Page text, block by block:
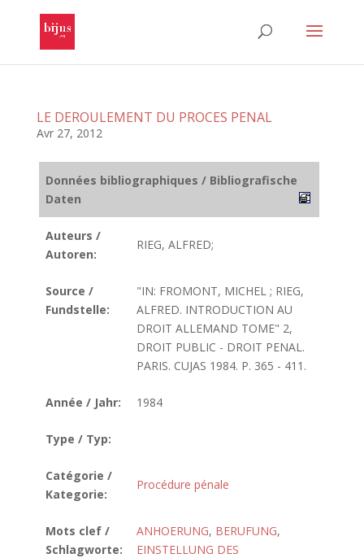
LE DEROULEMENT DU PROCES PENAL
Avr 27, 2012
Données bibliographiques / Bibliografische
Daten
Auteurs /
Autoren:
RIEG, ALFRED;
Source /
Fundstelle:
"IN: FROMONT, MICHEL ; RIEG,
ALFRED. INTRODUCTION AU
DROIT ALLEMAND TOME" 2,
DROIT PUBLIC - DROIT PENAL.
PARIS. CUJAS 1984. P. 365 - 411.
Année / Jahr: 1984
Type / Typ:
Catégorie /
Kategorie:
Procédure pénale
Mots clef /
Schlagworte:
ANHOERUNG, BERUFUNG,
EINSTELLUNG DES